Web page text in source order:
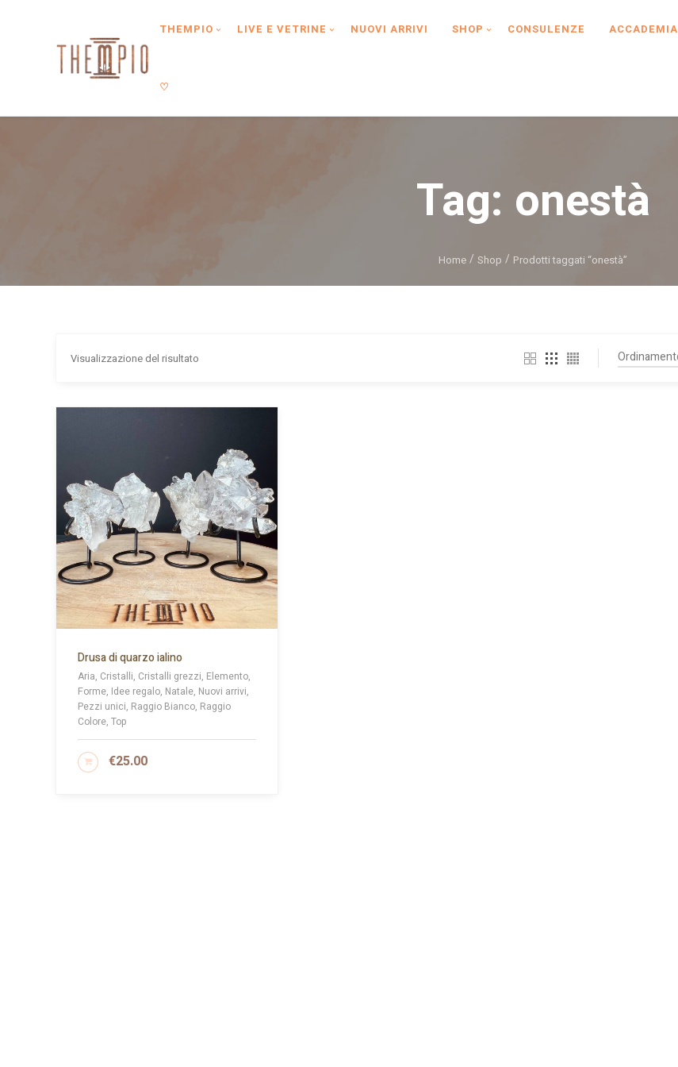
Type anything to search, then press enter or Search Button
THEMPIO LIVE E VETRINE NUOVI ARRIVI SHOP CONSULENZE ACCADEMIA
♡
Tag: onestà
Home Shop Prodotti taggati “onestà”
Visualizzazione del risultato
Drusa di quarzo ialino
Aria, Cristalli, Cristalli grezzi, Elemento,
Forme, Idee regalo, Natale, Nuovi arrivi,
Pezzi unici, Raggio Bianco, Raggio
Colore, Top
€25.00
AGGIUNGI AL CARRELLO